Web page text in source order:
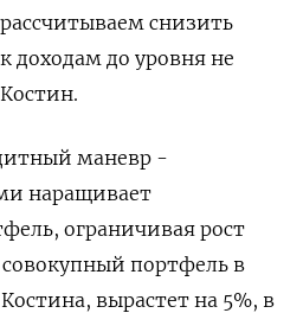
снизить
доходам до уровня не
маневр -
наращивает
ограничивая рост
портфель в
вырастет на 5%, в